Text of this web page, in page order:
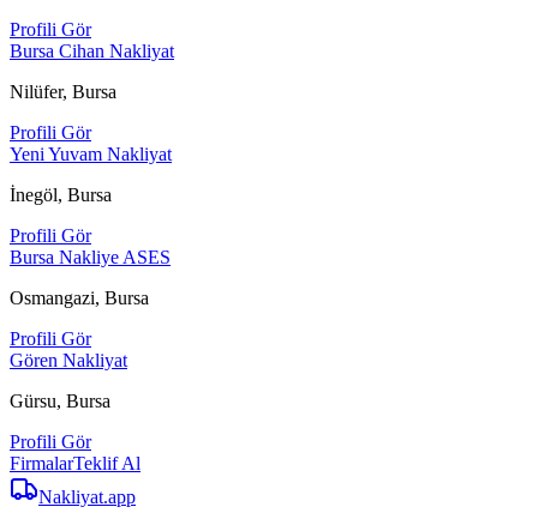
Profili Gör
Bursa Cihan Nakliyat
Nilüfer, Bursa
Profili Gör
Yeni Yuvam Nakliyat
İnegöl, Bursa
Profili Gör
Bursa Nakliye ASES
Osmangazi, Bursa
Profili Gör
Gören Nakliyat
Gürsu, Bursa
Profili Gör
FirmalarTeklif Al
Nakliyat.app